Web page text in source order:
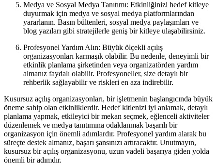
Medya ve Sosyal Medya Tanıtımı: Etkinliğinizi hedef kitleye
duyurmak için medya ve sosyal medya platformlarından
yararlanın. Basın bültenleri, sosyal medya paylaşımları ve
blog yazıları gibi stratejilerle geniş bir kitleye ulaşabilirsiniz.
Profesyonel Yardım Alın: Büyük ölçekli açılış
organizasyonları karmaşık olabilir. Bu nedenle, deneyimli bir
etkinlik planlama şirketinden veya organizatörden yardım
almanız faydalı olabilir. Profesyoneller, size detaylı bir
rehberlik sağlayabilir ve riskleri en aza indirebilir.
Kusursuz açılış organizasyonları, bir işletmenin başlangıcında büyük
öneme sahip olan etkinliklerdir. Hedef kitlenizi iyi anlamak, detaylı
planlama yapmak, etkileyici bir mekan seçmek, eğlenceli aktiviteler
düzenlemek ve medya tanıtımına odaklanmak başarılı bir
organizasyon için önemli adımlardır. Profesyonel yardım alarak bu
süreçte destek almanız, başarı şansınızı artıracaktır. Unutmayın,
kusursuz bir açılış organizasyonu, uzun vadeli başarıya giden yolda
önemli bir adımdır.